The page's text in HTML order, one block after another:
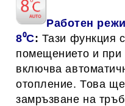
Работен
8⁰C: Тази функция
помещението и при
включва
отопление. Това
замръзване на